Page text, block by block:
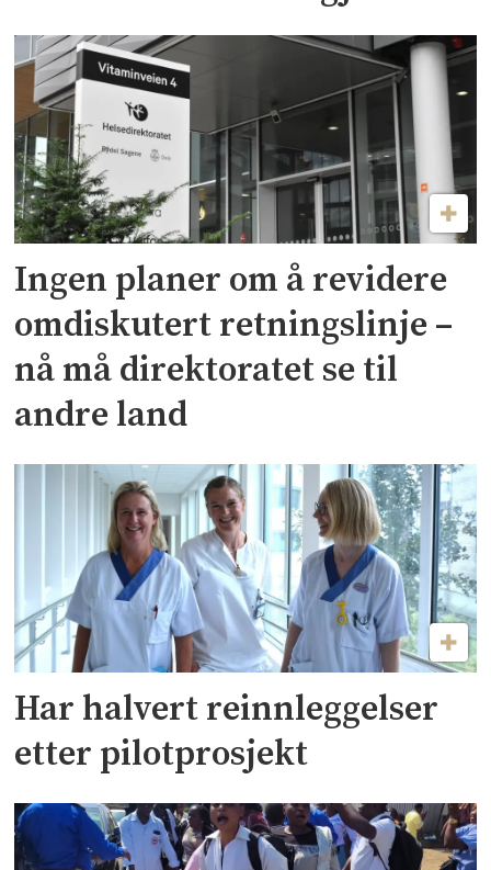
Ingen planer om å revidere
omdiskutert retningslinje –
nå må direktoratet se til
andre land
Har halvert reinnleggelser
etter pilotprosjekt